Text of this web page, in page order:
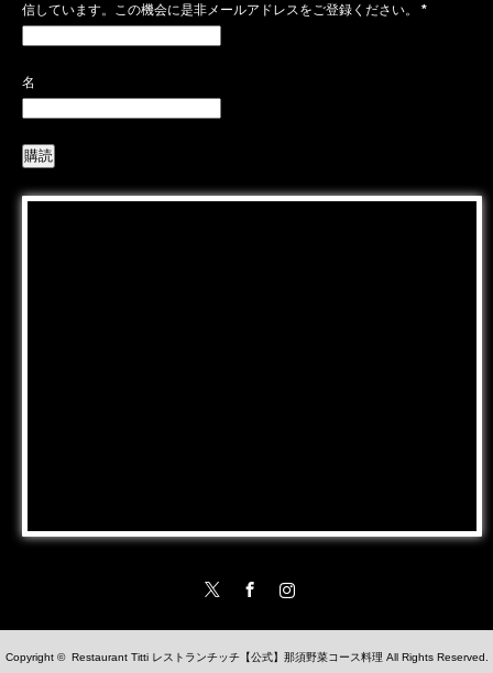
信しています。この機会に是非メールアドレスをご登録ください。 *
名
Instagram
Copyright © Restaurant Titti レストランチッチ【公式】那須野菜コース料理 All Rights Reserved.